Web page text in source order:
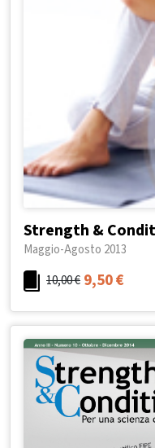
Strength &
Maggio-Agosto 2013
10,00€ 9,50€